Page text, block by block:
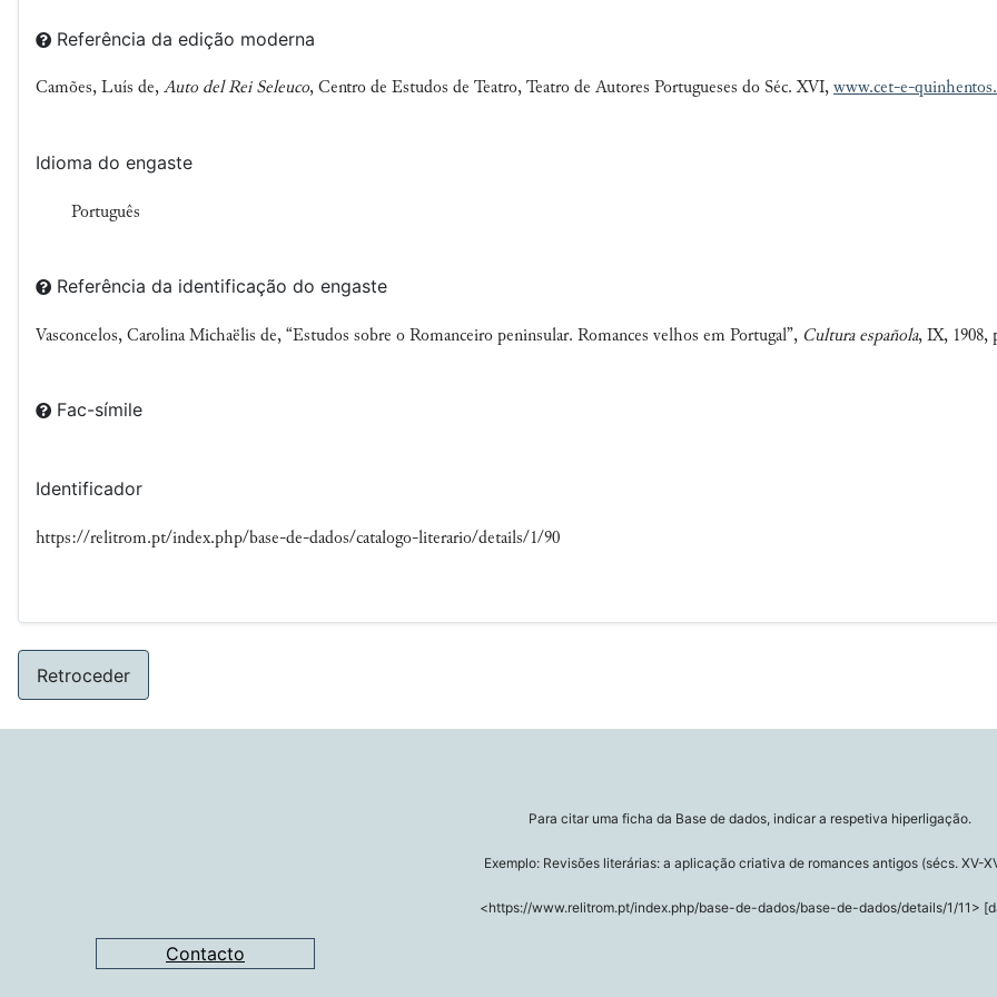
Referência da edição moderna
Camões, Luís de, Auto del Rei Seleuco, Centro de Estudos de Teatro, Teatro de Autores Portugueses do Séc. XVI, www.cet-e-
Idioma do engaste
Português
Referência da identificação do engaste
Vasconcelos, Carolina Michaëlis de, “Estudos sobre o Romanceiro peninsular. Romances velhos em Portugal”, Cultura española, IX, 1908,
Fac-símile
Identificador
https://relitrom.pt/index.php/base-de-dados/catalogo-literario/details/1/90
Retroceder
Para citar uma ficha da Base de dados, indicar a respetiva hiperligação.
Exemplo: Revisões literárias: a aplicação criativa de romances antigos (sécs. XV-
<https://www.relitrom.pt/index.php/base-de-dados/base-de-dados/details/1/11>
Contacto